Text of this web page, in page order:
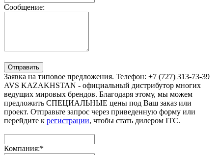
Сообщение:
Отправить
Заявка на типовое предложения. Телефон: +7 (727) 313-73-39
AVS KAZAKHSTAN - официальный дистрибутор многих
ведущих мировых брендов. Благодаря этому, мы можем
предложить СПЕЦИАЛЬНЫЕ цены под Ваш заказ или
проект. Отправьте запрос через приведенную форму или
перейдите к регистрации, чтобы стать дилером ITC.
Компания:*